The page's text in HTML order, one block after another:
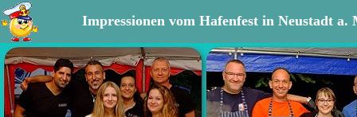
Impressionen vom Hafenfest in Neustadt a.